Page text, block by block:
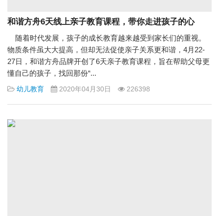
和谐方舟6天线上亲子教育课程，带你走进孩子的心
随着时代发展，孩子的成长教育越来越受到家长们的重视。
物质条件虽大大提高，但却无法促使亲子关系更和谐，4月22-
27日，和谐方舟品牌开创了6天亲子教育课程，旨在帮助父母更
懂自己的孩子，找回那份“...
幼儿教育 2020年04月30日 226398